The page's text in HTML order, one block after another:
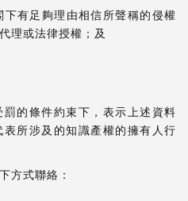
有足夠理由相信所聲稱的侵權
理或法律授權；及
的條件約束下，表示上述資料
所涉及的知識產權的擁有人行
方式聯絡：